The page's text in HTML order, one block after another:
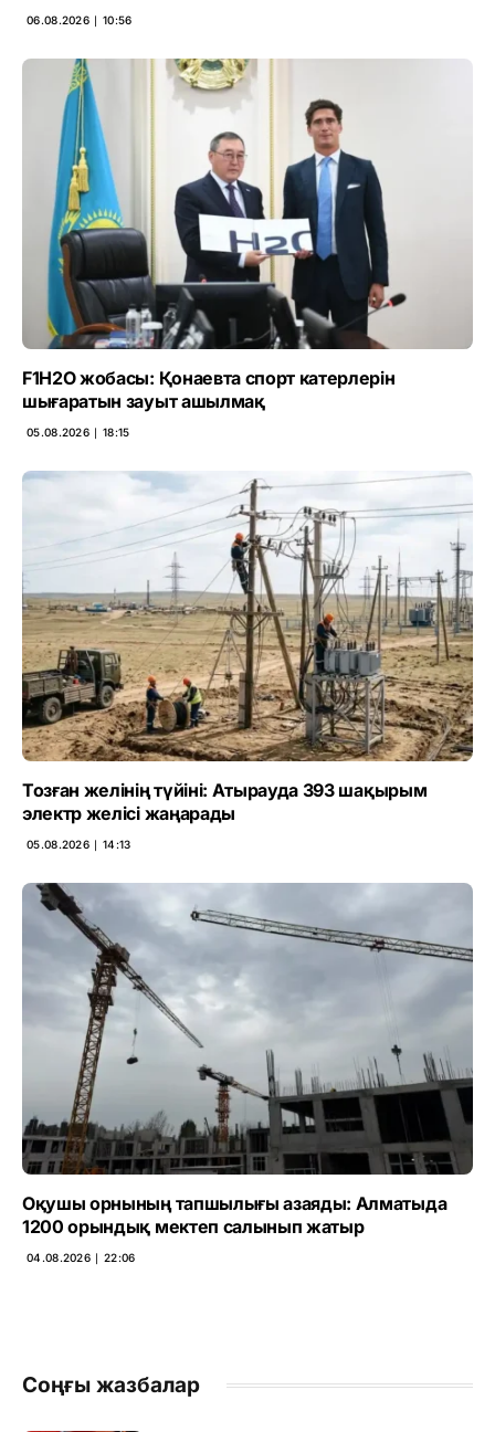
06.08.2026 ∣ 10:56
F1H2O жобасы: Қонаевта спорт катерлерін
шығаратын зауыт ашылмақ
05.08.2026 ∣ 18:15
Тозған желінің түйіні: Атырауда 393 шақырым
электр желісі жаңарады
05.08.2026 ∣ 14:13
Оқушы орнының тапшылығы азаяды: Алматыда
1200 орындық мектеп салынып жатыр
04.08.2026 ∣ 22:06
Соңғы жазбалар